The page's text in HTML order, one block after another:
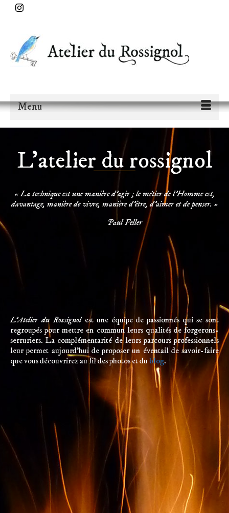
Menu
L'atelier du rossignol
« La technique est une manière d’agir ; le métier de l’Homme est,
davantage, manière de vivre, manière d’être, d’aimer et de penser. »
Paul Feller
L’Atelier du Rossignol est une équipe de passionnés qui se sont
regroupés pour mettre en commun leurs qualités de forgerons-
serruriers. La complémentarité de leurs parcours professionnels
leur permet aujourd’hui de proposer un éventail de savoir-faire
que vous découvrirez au fil des photos et du blog.